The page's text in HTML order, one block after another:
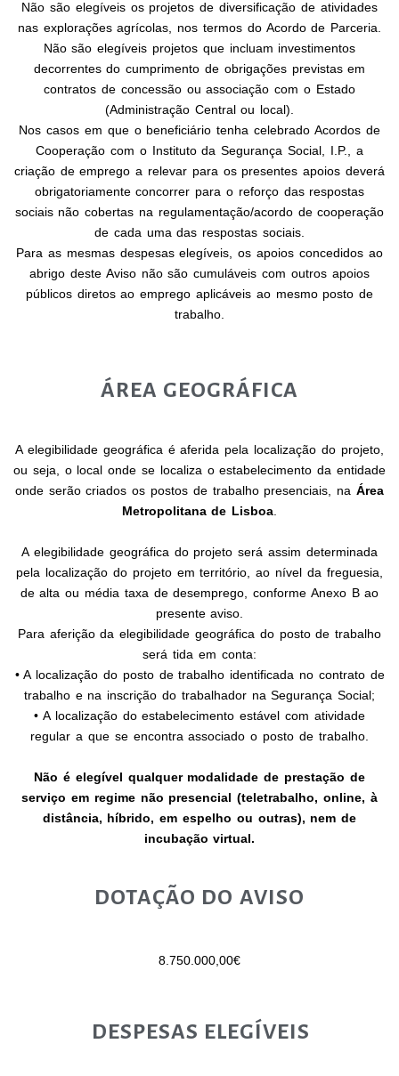
Não são elegíveis os projetos de diversificação de atividades
nas explorações agrícolas, nos termos do Acordo de Parceria.
Não são elegíveis projetos que incluam investimentos
decorrentes do cumprimento de obrigações previstas em
contratos de concessão ou associação com o Estado
(Administração Central ou local).
Nos casos em que o beneficiário tenha celebrado Acordos de
Cooperação com o Instituto da Segurança Social, I.P., a
criação de emprego a relevar para os presentes apoios deverá
obrigatoriamente concorrer para o reforço das respostas
sociais não cobertas na regulamentação/acordo de cooperação
de cada uma das respostas sociais.
Para as mesmas despesas elegíveis, os apoios concedidos ao
abrigo deste Aviso não são cumuláveis com outros apoios
públicos diretos ao emprego aplicáveis ao mesmo posto de
trabalho.
ÁREA GEOGRÁFICA
A elegibilidade geográfica é aferida pela localização do projeto,
ou seja, o local onde se localiza o estabelecimento da entidade
onde serão criados os postos de trabalho presenciais, naÁrea
Metropolitana de Lisboa
A elegibilidade geográfica do projeto será assim determinada
pela localização do projeto em território, ao nível da freguesia,
de alta ou média taxa de desemprego, conforme Anexo B ao
presente aviso.
Para aferição da elegibilidade geográfica do posto de trabalho
será tida em conta:
• A localização do posto de trabalho identificada no contrato de
trabalho e na inscrição do trabalhador na Segurança Social;
• A localização do estabelecimento estável com atividade
regular a que se encontra associado o posto de trabalho.
Não é elegível qualquer modalidade de prestação de
serviço em regime não presencial (teletrabalho, online, à
distância, híbrido, em espelho ou outras), nem de
incubação virtual.
DOTAÇÃO DO AVISO
8.750.000,00€
DESPESAS ELEGÍVEIS